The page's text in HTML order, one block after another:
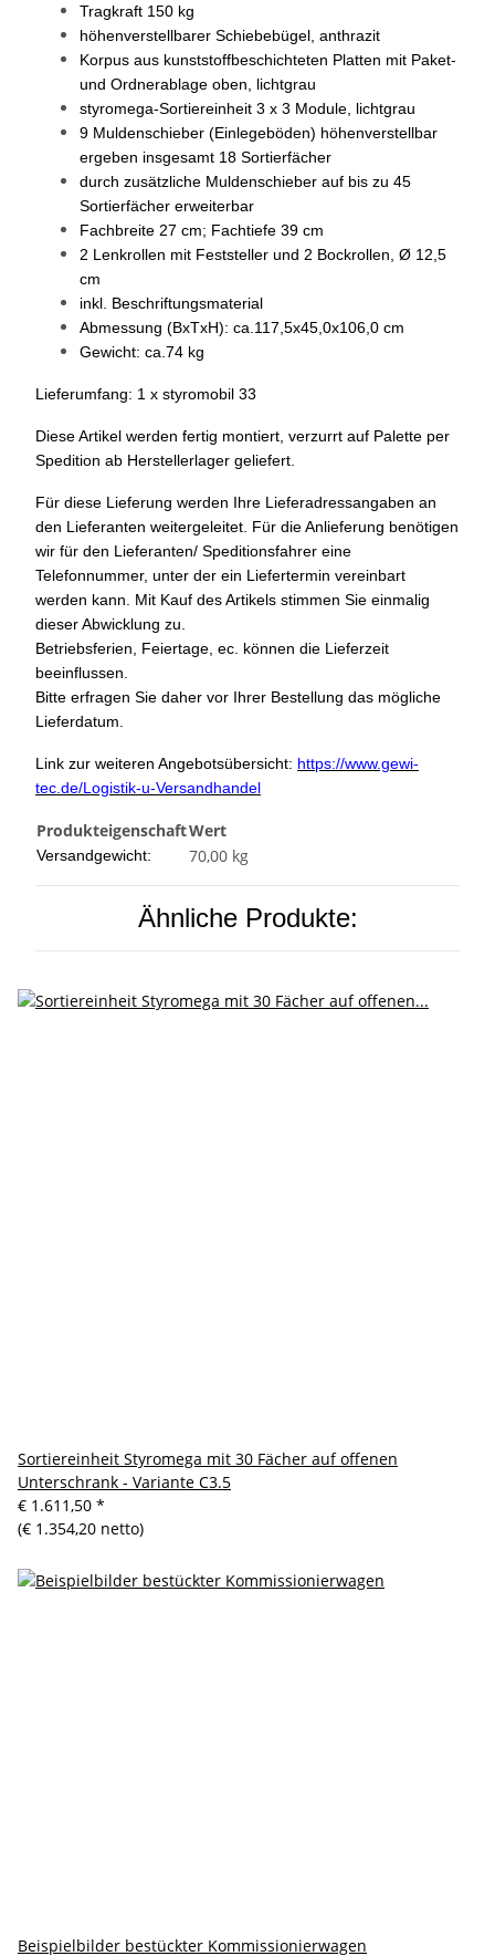
Tragkraft 150 kg
höhenverstellbarer Schiebebügel, anthrazit
Korpus aus kunststoffbeschichteten Platten mit Paket-
und Ordnerablage oben, lichtgrau
styromega-Sortiereinheit 3 x 3 Module, lichtgrau
9 Muldenschieber (Einlegeböden) höhenverstellbar
ergeben insgesamt 18 Sortierfächer
durch zusätzliche Muldenschieber auf bis zu 45
Sortierfächer erweiterbar
Fachbreite 27 cm; Fachtiefe 39 cm
2 Lenkrollen mit Feststeller und 2 Bockrollen, Ø 12,5
cm
inkl. Beschriftungsmaterial
Abmessung (BxTxH): ca.117,5x45,0x106,0 cm
Gewicht: ca.74 kg
Lieferumfang: 1 x styromobil 33
Diese Artikel werden fertig montiert, verzurrt auf Palette per
Spedition ab Herstellerlager geliefert.
Für diese Lieferung werden Ihre Lieferadressangaben an
den Lieferanten weitergeleitet. Für die Anlieferung benötigen
wir für den Lieferanten/ Speditionsfahrer eine
Telefonnummer, unter der ein Liefertermin vereinbart
werden kann. Mit Kauf des Artikels stimmen Sie einmalig
dieser Abwicklung zu.
Betriebsferien, Feiertage, ec. können die Lieferzeit
beeinflussen.
Bitte erfragen Sie daher vor Ihrer Bestellung das mögliche
Lieferdatum.
Link zur weiteren Angebotsübersicht: https://www.gewi-
tec.de/Logistik-u-Versandhandel
ProdukteigenschaftWert
Versandgewicht: 70,00 kg
Ähnliche Produkte:
Sortiereinheit Styromega mit 30 Fächer auf offenen
Unterschrank - Variante C3.5
€ 1.611,50 *
(€ 1.354,20 netto)
Beispielbilder bestückter Kommissionierwagen